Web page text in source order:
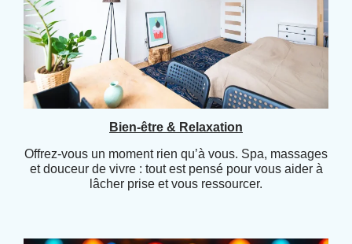
Bien-être & Relaxation
Offrez-vous un moment rien qu’à vous. Spa, massages
et douceur de vivre : tout est pensé pour vous aider à
lâcher prise et vous ressourcer.